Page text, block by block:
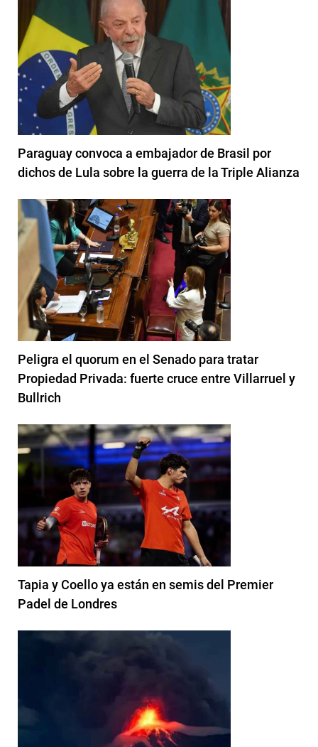
Paraguay convoca a embajador de Brasil por
dichos de Lula sobre la guerra de la Triple Alianza
Peligra el quorum en el Senado para tratar
Propiedad Privada: fuerte cruce entre Villarruel y
Bullrich
Tapia y Coello ya están en semis del Premier
Padel de Londres